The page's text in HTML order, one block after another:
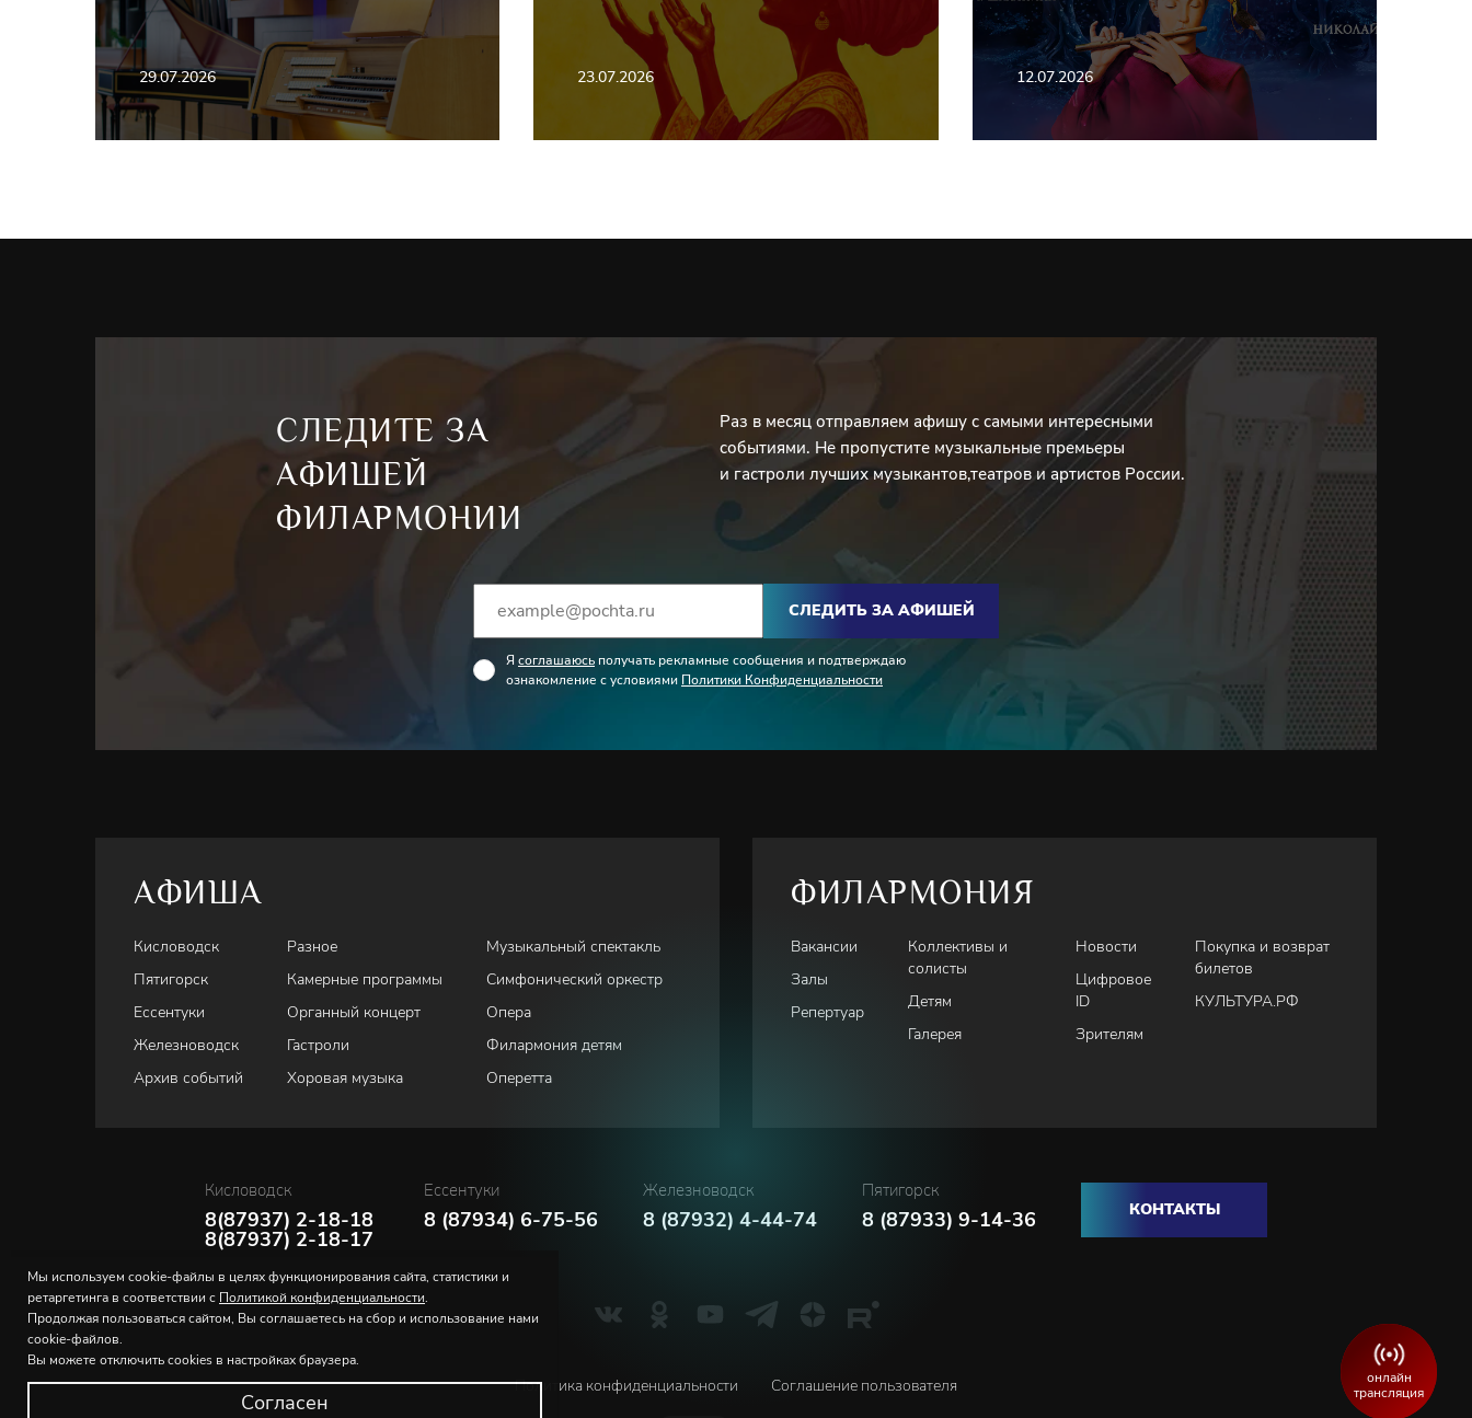
29.07.2026 23.07.2026 12.07.2026
СЛЕДИТЕ ЗА
АФИШЕЙ
ФИЛАРМОНИИ
Раз в месяц отправляем афишу с самыми интересными
событиями. Не пропустите музыкальные премьеры
и гастроли лучших музыкантов,театров и артистов России.
СЛЕДИТЬ ЗА АФИШЕЙ
Я соглашаюсь получать рекламные сообщения и подтверждаю
ознакомление с условиями Политики Конфиденциальности
АФИША
Кисловодск
Пятигорск
Ессентуки
Железноводск
Архив событий
Разное
Камерные программы
Органный концерт
Гастроли
Хоровая музыка
Музыкальный спектакль
Симфонический оркестр
Опера
Филармония детям
Оперетта
ФИЛАРМОНИЯ
Вакансии
Залы
Репертуар
Коллективы и
солисты
Детям
Галерея
Новости
Цифровое
ID
Зрителям
Покупка и возврат
билетов
КУЛЬТУРА.РФ
Кисловодск
8(87937) 2-18-18
8(87937) 2-18-17
Ессентуки
8 (87934) 6-75-56
Железноводск
8 (87932) 4-44-74
Пятигорск
8 (87933) 9-14-36 КОНТАКТЫ
Политика конфиденциальности Соглашение пользователя
Мы используем cookie-файлы в целях функционирования сайта, статистики и
ретаргетинга в соответствии с Политикой конфиденциальности.
Продолжая пользоваться сайтом, Вы соглашаетесь на сбор и использование нами
cookie-файлов.
Вы можете отключить cookies в настройках браузера.
Согласен
онлайн
трансляция